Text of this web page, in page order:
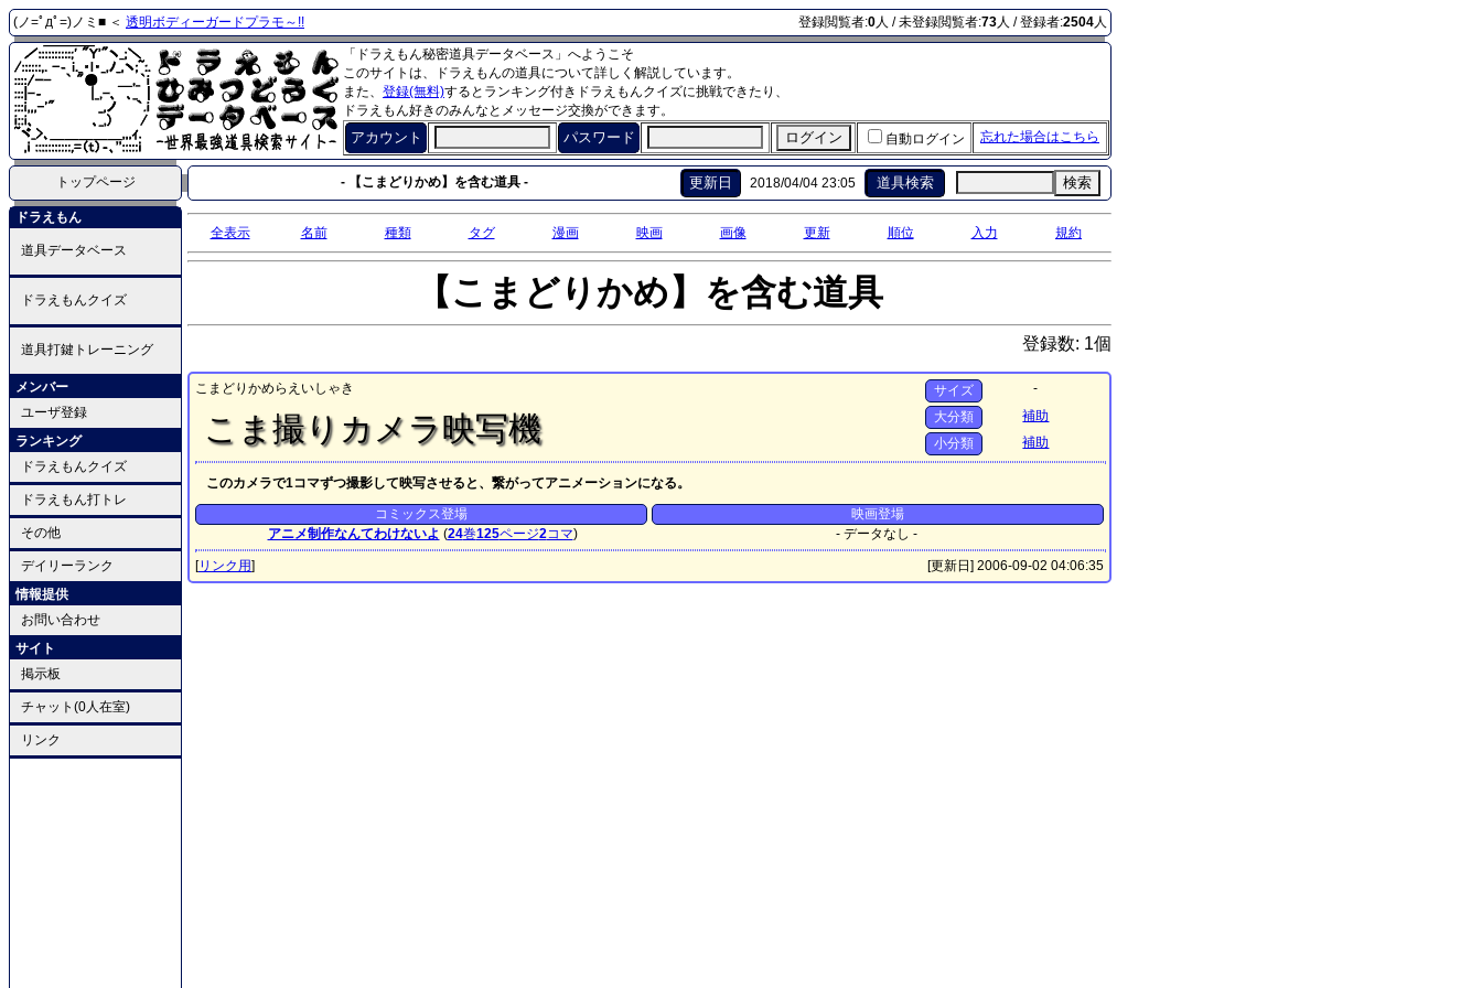
(ノ=ﾟдﾟ=)ノミ■ ＜ 透明ボディーガードプラモ～!! 登録閲覧者:0人 / 未登録閲覧者:73人 / 登録者:2504人
「ドラえもん秘密道具データベース」へようこそ
このサイトは、ドラえもんの道具について詳しく解説しています。
また、 登録(無料)するとランキング付きドラえもんクイズに挑戦できたり、
ドラえもん好きのみんなとメッセージ交換ができます。
アカウント パスワード 自動ログイン 忘れた場合はこちら
トップページ - 【こまどりかめ】を含む道具 - 更新日 2018/04/04 23:05 道具検索 検索
ドラえもん
道具データベース
ドラえもんクイズ
道具打鍵トレーニング
メンバー
ユーザ登録
ランキング
ドラえもんクイズ
ドラえもん打トレ
その他
デイリーランク
情報提供
お問い合わせ
サイト
掲示板
チャット(0人在室)
リンク
全表示 名前 種類 タグ 漫画 映画 画像 更新 順位 入力 規約
【こまどりかめ】を含む道具
登録数: 1個
こまどりかめらえいしゃき
こま撮りカメラ映写機
サイズ
-
大分類
補助
小分類
補助
このカメラで1コマずつ撮影して映写させると、繋がってアニメーションになる。
コミックス登場
アニメ制作なんてわけないよ (24巻125ページ2コマ)
映画登場
- データなし -
[リンク用] [更新日] 2006-09-02 04:06:35